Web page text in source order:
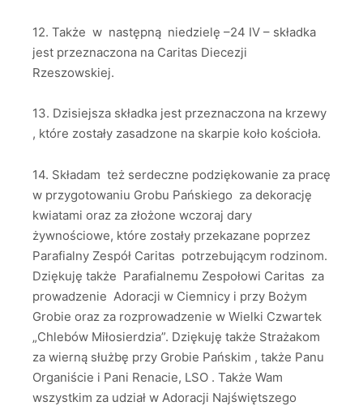
12. Także w następną niedzielę –24 IV – składka
jest przeznaczona na Caritas Diecezji
Rzeszowskiej.
13. Dzisiejsza składka jest przeznaczona na krzewy
, które zostały zasadzone na skarpie koło kościoła.
14. Składam też serdeczne podziękowanie za pracę
w przygotowaniu Grobu Pańskiego za dekorację
kwiatami oraz za złożone wczoraj dary
żywnościowe, które zostały przekazane poprzez
Parafialny Zespół Caritas potrzebującym rodzinom.
Dziękuję także Parafialnemu Zespołowi Caritas za
prowadzenie Adoracji w Ciemnicy i przy Bożym
Grobie oraz za rozprowadzenie w Wielki Czwartek
„Chlebów Miłosierdzia”. Dziękuję także Strażakom
za wierną służbę przy Grobie Pańskim , także Panu
Organiście i Pani Renacie, LSO . Także Wam
wszystkim za udział w Adoracji Najświętszego